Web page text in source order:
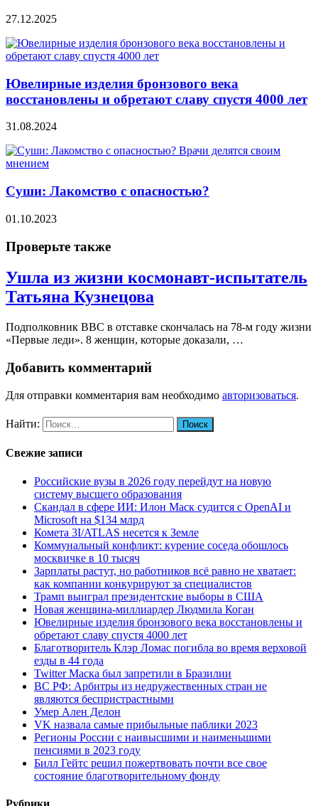
27.12.2025
Ювелирные изделия бронзового века
восстановлены и обретают славу спустя 4000 лет
31.08.2024
Суши: Лакомство с опасностью?
01.10.2023
Проверьте также
Ушла из жизни космонавт-испытатель
Татьяна Кузнецова
Подполковник ВВС в отставке скончалась на 78-м году жизни
«Первые леди». 8 женщин, которые доказали, …
Добавить комментарий
Для отправки комментария вам необходимо авторизоваться.
Найти:
Свежие записи
Российские вузы в 2026 году перейдут на новую
систему высшего образования
Скандал в сфере ИИ: Илон Маск судится с OpenAI и
Microsoft на $134 млрд
Комета 3I/ATLAS несется к Земле
Коммунальный конфликт: курение соседа обошлось
москвичке в 10 тысяч
Зарплаты растут, но работников всё равно не хватает:
как компании конкурируют за специалистов
Трамп выиграл президентские выборы в США
Новая женщина-миллиардер Людмила Коган
Ювелирные изделия бронзового века восстановлены и
обретают славу спустя 4000 лет
Благотворитель Клэр Ломас погибла во время верховой
езды в 44 года
Twitter Маска был запретили в Бразилии
ВС РФ: Арбитры из недружественных стран не
являются беспристрастными
Умер Ален Делон
VK назвала самые прибыльные паблики 2023
Регионы России с наивысшими и наименьшими
пенсиями в 2023 году
Билл Гейтс решил пожертвовать почти все свое
состояние благотворительному фонду
Рубрики